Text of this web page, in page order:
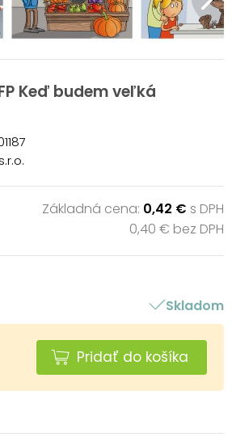
Keď budem veľká
Základná cena: 0,42 € s DPH
0,40 € bez DPH
Skladom
Pridať do košíka